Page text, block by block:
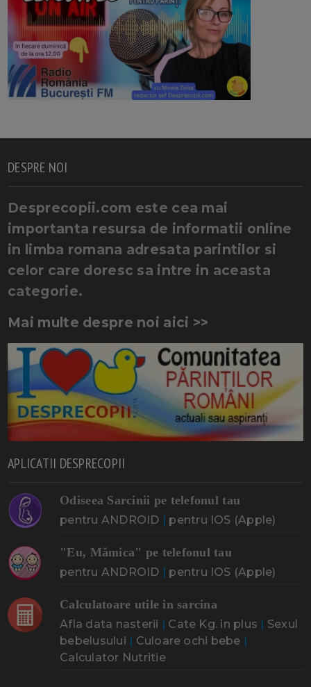
DESPRE NOI
Desprecopii.com este cea mai
importanta resursa de informatii online
in limba romana adresata parintilor si
celor care doresc sa intre in aceasta
categorie.
Mai multe despre noi aici >>
APLICATII DESPRECOPII
Odiseea Sarcinii pe telefonul tau
pentru ANDROID | pentru IOS (Apple)
"Eu, Mămica" pe telefonul tau
pentru ANDROID | pentru IOS (Apple)
Calculatoare utile in sarcina
Afla data nasterii | Cate Kg. in plus | Sexul
bebelusului | Culoare ochi bebe |
Calculator Nutritie